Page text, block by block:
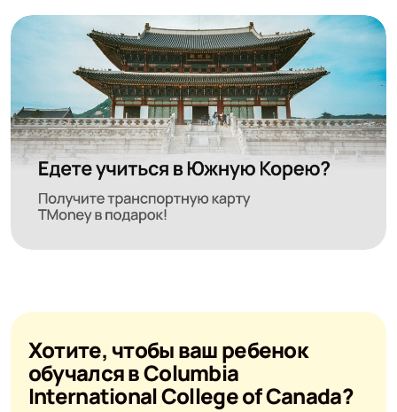
Хотите, чтобы ваш ребенок
обучался в Columbia
International College of Canada?